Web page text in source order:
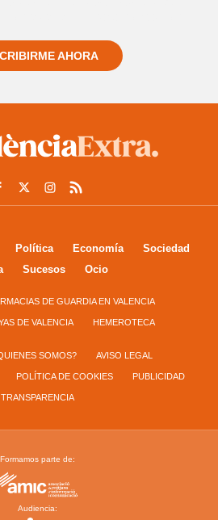
AHORA
Política Economía
Sociedad
Sucesos Ocio
DE GUARDIA EN VALENCIA
DE VALENCIA HEMEROTECA
SOMOS? AVISO LEGAL
POLÍTICA DE COOKIES PUBLICIDAD
TRANSPARENCIA
Formamos parte de:
Audiencia: